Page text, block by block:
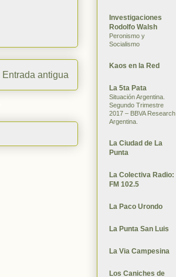
Entrada antigua
Investigaciones
Rodolfo Walsh
Peronismo y
Socialismo
Kaos en la Red
La 5ta Pata
Situación Argentina.
Segundo Trimestre
2017 – BBVA Research
Argentina.
La Ciudad de La
Punta
La Colectiva Radio:
FM 102.5
La Paco Urondo
La Punta San Luis
La Via Campesina
Los Caniches de